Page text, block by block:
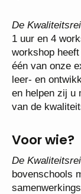
De
1 uur en 4
workshop
één van onze
leer- en
en helpen zij u
van de
Voor wie?
De
bovenschools